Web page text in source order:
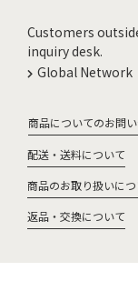
Customers
inquiry desk.
Global Network
商品についてのお問
配送・送料について
商品のお取り扱いに
返品・交換について